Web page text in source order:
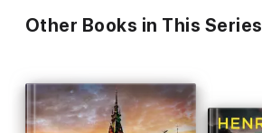
Other Books in This Series